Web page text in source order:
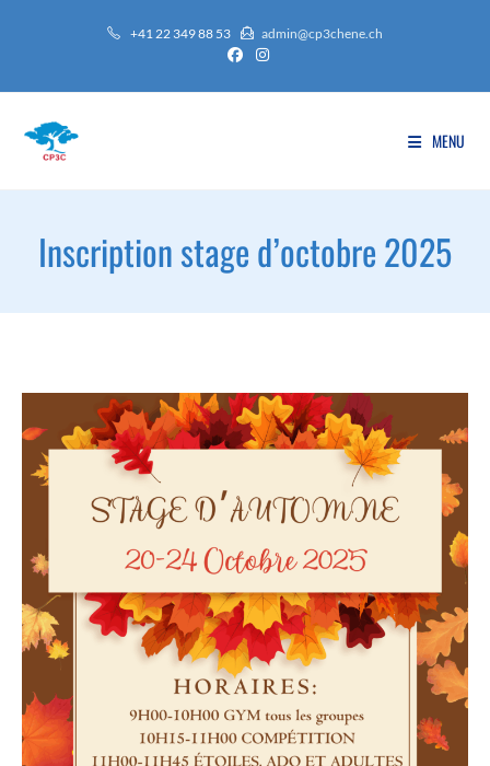
+41 22 349 88 53 admin@cp3chene.ch
MENU
Inscription stage d’octobre 2025